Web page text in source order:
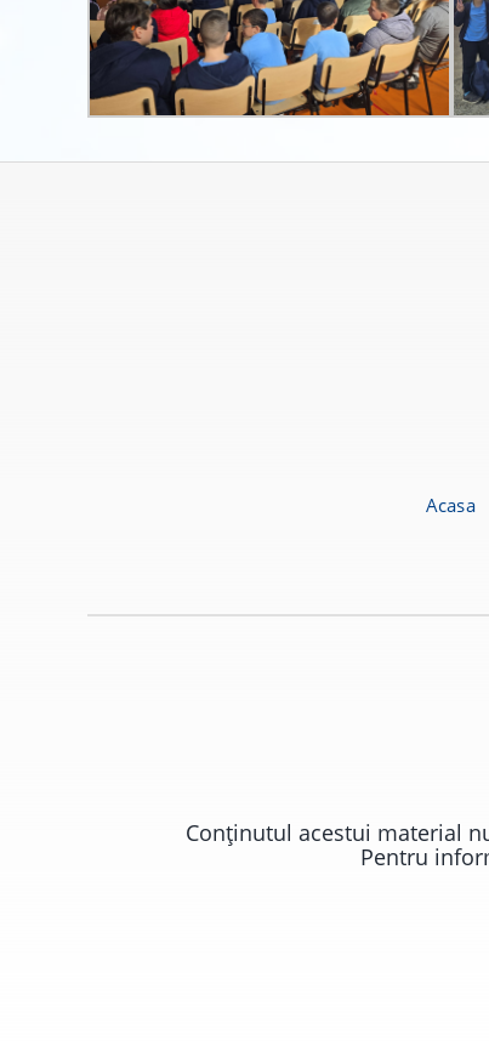
Acasa
Conţinutul acestui material
Pentru